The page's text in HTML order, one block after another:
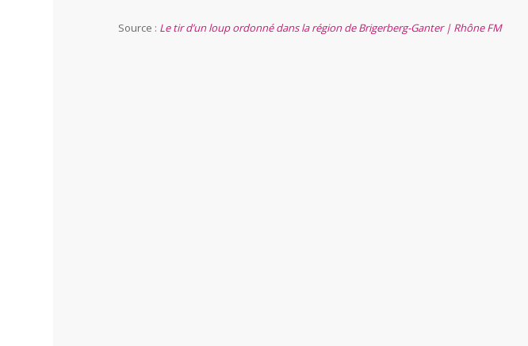
Source : Le tir d’un loup ordonné dans la région de Brigerberg-Ganter | Rhône FM